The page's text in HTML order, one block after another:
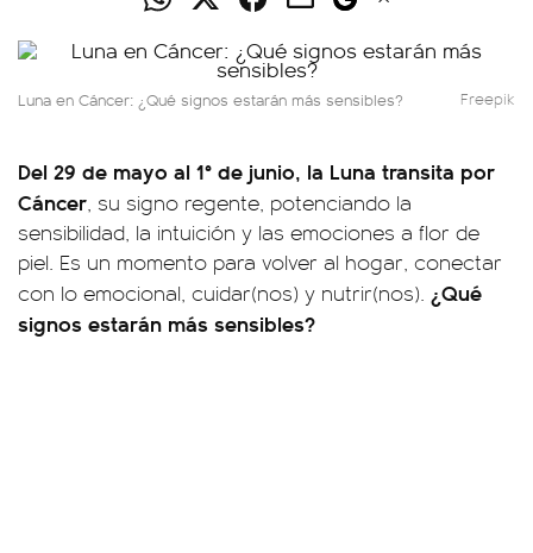
Luna en Cáncer: ¿Qué signos estarán más sensibles? Freepik
Del 29 de mayo al 1° de junio, la Luna transita por
Cáncer, su signo regente, potenciando la
sensibilidad, la intuición y las emociones a flor de
piel. Es un momento para volver al hogar, conectar
con lo emocional, cuidar(nos) y nutrir(nos). ¿Qué
signos estarán más sensibles?